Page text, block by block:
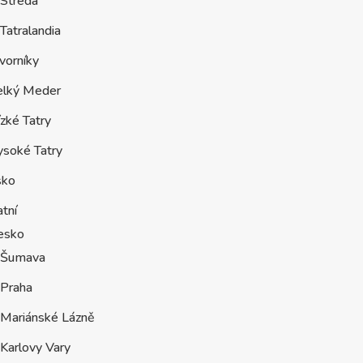
Tatralandia
Meder
Tatry
Tatry
Šumava
Praha
Mariánské Lázně
Karlovy Vary